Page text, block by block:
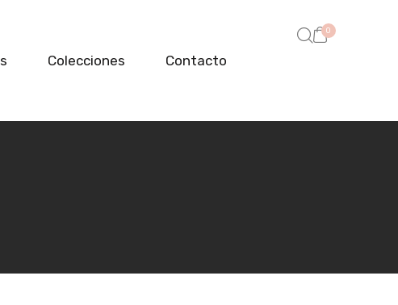
Colecciones Contacto
0